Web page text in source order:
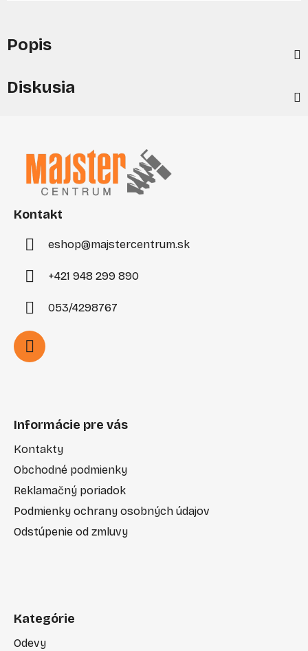
Popis
Diskusia
Kontakt
eshop@majstercentrum.sk
+421 948 299 890
053/4298767
Informácie pre vás
Kontakty
Obchodné podmienky
Reklamačný poriadok
Podmienky ochrany osobných údajov
Odstúpenie od zmluvy
Kategórie
Odevy